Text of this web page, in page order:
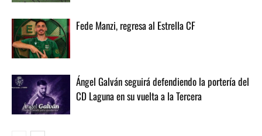
Fede Manzi, regresa al Estrella CF
Ángel Galván seguirá defendiendo la portería del
CD Laguna en su vuelta a la Tercera